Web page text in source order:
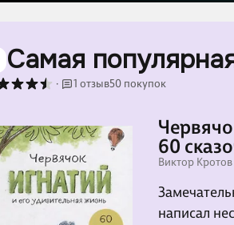
Самая
· 1 отзыв50 покупок
60
Виктор Кротов
написал